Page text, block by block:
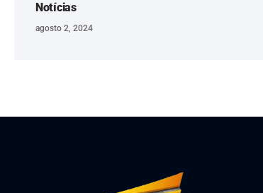
Notícias
agosto 2, 2024